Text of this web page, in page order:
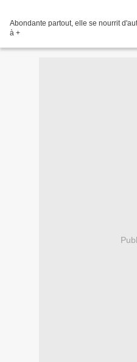
Abondante partout, elle se nourrit
à +